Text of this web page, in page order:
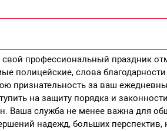
свой профессиональный праздник
полицейские, слова
признательность за ваш
на защиту порядка и
Ваша служба не менее важна для
надежд, больших